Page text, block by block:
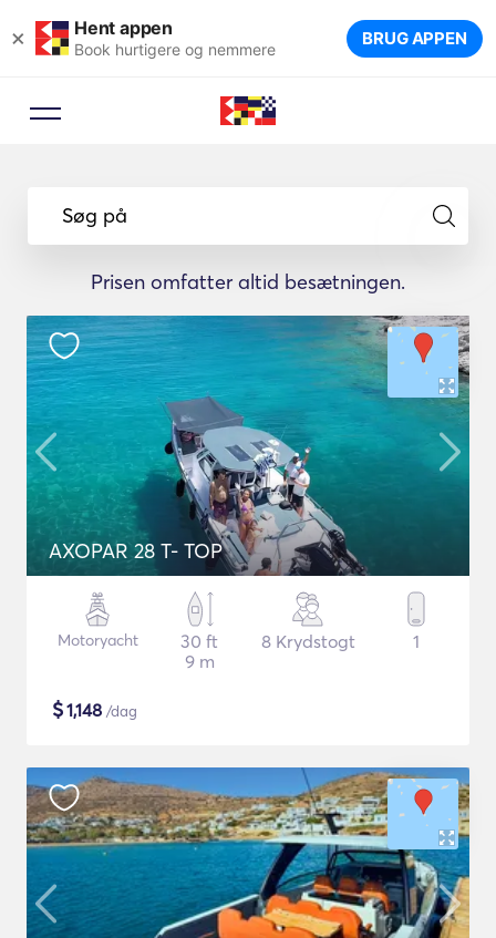
× Hent appen
Book hurtigere og nemmere BRUG APPEN
Søg på
Prisen omfatter altid besætningen.
AXOPAR 28 T- TOP
Motoryacht
30 ft
9 m
8 Krydstogt 1
$1,148 /dag